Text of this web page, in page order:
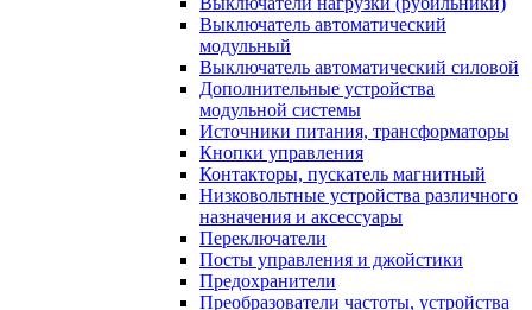
Выключатель автоматический
модульный
Выключатель автоматический силовой
Дополнительные устройства
модульной системы
Источники питания, трансформаторы
Кнопки управления
Контакторы, пускатель магнитный
Низковольтные устройства различного
назначения и аксессуары
Переключатели
Посты управления и джойстики
Предохранители
Преобразователи частоты, устройства